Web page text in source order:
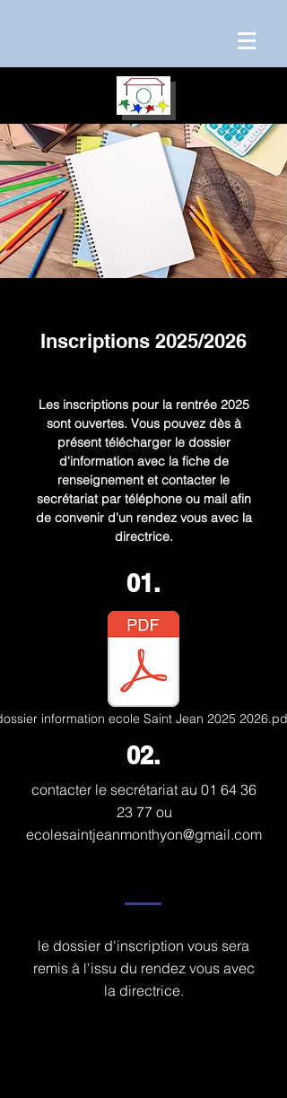
Inscriptions 2025/2026
Les inscriptions pour la rentrée 2025
sont ouvertes. Vous pouvez dès à
présent télécharger le dossier
d'information avec la fiche de
renseignement et contacter le
secrétariat par téléphone ou mail afin
de convenir d'un rendez vous avec la
directrice.
01.
information ecole Saint Jean 2025 2026.pdf
02.
contacter le secrétariat au 01 64 36
23 77ou
ecolesaintjeanmonthyon@gmail.com
le dossier d'inscription vous sera
remis à l'issu du rendez vous avec
la directrice.